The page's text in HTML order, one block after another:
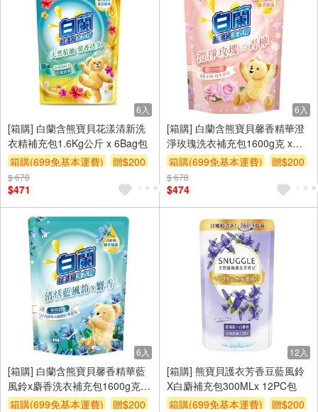
6入
[箱購] 白蘭含熊寶貝花漾清新洗
衣精補充包1.6Kg公斤 x 6Bag包
箱購(699免基本運費)
贈$200
$ 678
$471
6入
[箱購] 白蘭含熊寶貝馨香精華澄
淨玫瑰洗衣補充包1600g克 x
6Bag包
箱購(699免基本運費) 贈$200
$ 678
$474
6入
[箱購] 白蘭含熊寶貝馨香精華藍
風鈴x麝香洗衣補充包1600g克 x
6Bag包
箱購(699免基本運費) 贈$200
12入
[箱購] 熊寶貝護衣芳香豆藍風鈴
X白麝補充包300MLx 12PC包
箱購(699免基本運費)
贈$200